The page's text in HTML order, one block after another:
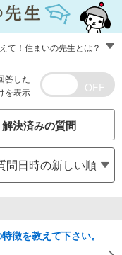
て！住まいの先生とは？
答した
を表示
解決済みの質問
徴を教えて下さい。